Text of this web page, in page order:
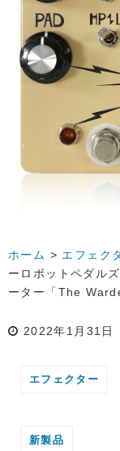
ホーム > エフェク
ーロボットペダル
ーター「The
2022年1月31日
エフェクター
新製品